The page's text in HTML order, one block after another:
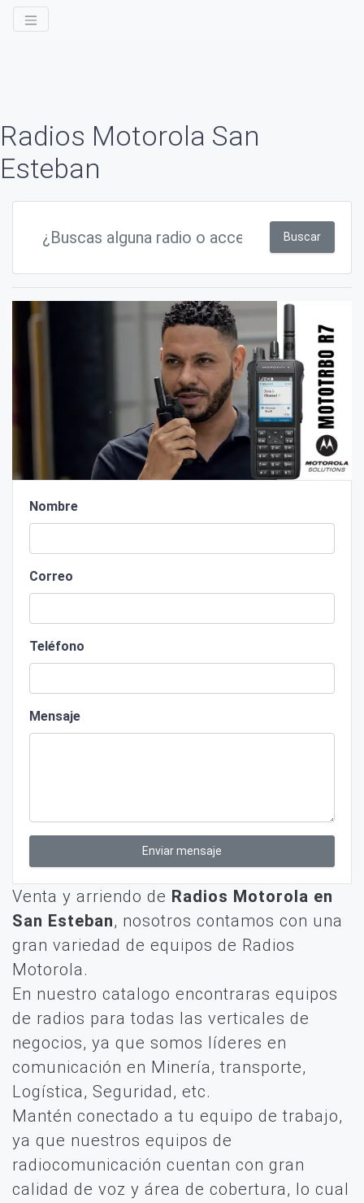
Radios Motorola San
Esteban
Buscar
Nombre
Correo
Teléfono
Mensaje
Enviar mensaje
Venta y arriendo de Radios Motorola en
San Esteban, nosotros contamos con una
gran variedad de equipos de Radios
Motorola.
En nuestro catalogo encontraras equipos
de radios para todas las verticales de
negocios, ya que somos líderes en
comunicación en Minería, transporte,
Logística, Seguridad, etc.
Mantén conectado a tu equipo de trabajo,
ya que nuestros equipos de
radiocomunicación cuentan con gran
calidad de voz y área de cobertura, lo cual